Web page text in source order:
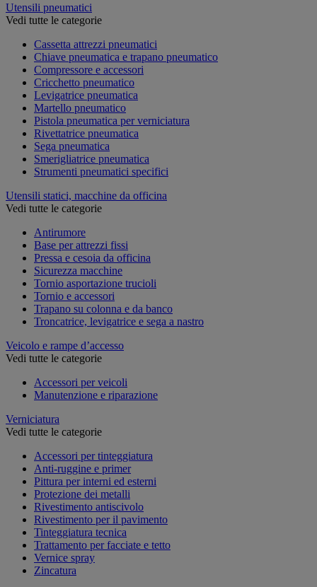
Utensili pneumatici
Vedi tutte le categorie
Cassetta attrezzi pneumatici
Chiave pneumatica e trapano pneumatico
Compressore e accessori
Cricchetto pneumatico
Levigatrice pneumatica
Martello pneumatico
Pistola pneumatica per verniciatura
Rivettatrice pneumatica
Sega pneumatica
Smerigliatrice pneumatica
Strumenti pneumatici specifici
Utensili statici, macchine da officina
Vedi tutte le categorie
Antirumore
Base per attrezzi fissi
Pressa e cesoia da officina
Sicurezza macchine
Tornio asportazione trucioli
Tornio e accessori
Trapano su colonna e da banco
Troncatrice, levigatrice e sega a nastro
Veicolo e rampe d’accesso
Vedi tutte le categorie
Accessori per veicoli
Manutenzione e riparazione
Verniciatura
Vedi tutte le categorie
Accessori per tinteggiatura
Anti-ruggine e primer
Pittura per interni ed esterni
Protezione dei metalli
Rivestimento antiscivolo
Rivestimento per il pavimento
Tinteggiatura tecnica
Trattamento per facciate e tetto
Vernice spray
Zincatura